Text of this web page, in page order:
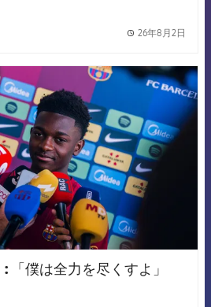
26年8月2日
FCB Barcelona badge
「僕は全力を尽くすよ」